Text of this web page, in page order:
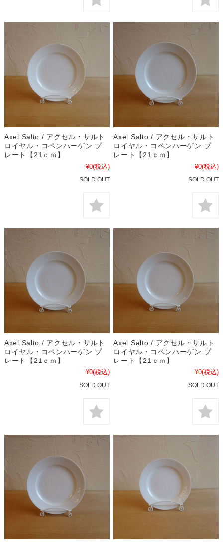
Axel Salto / アクセル・サルト
ロイヤル・コペンハーゲン プ
レート【21ｃｍ】
¥0(税込)
SOLD OUT
Axel Salto / アクセル・サルト
ロイヤル・コペンハーゲン プ
レート【21ｃｍ】
¥0(税込)
SOLD OUT
Axel Salto / アクセル・サルト
ロイヤル・コペンハーゲン プ
レート【21ｃｍ】
¥0(税込)
SOLD OUT
Axel Salto / アクセル・サルト
ロイヤル・コペンハーゲン プ
レート【21ｃｍ】
¥0(税込)
SOLD OUT